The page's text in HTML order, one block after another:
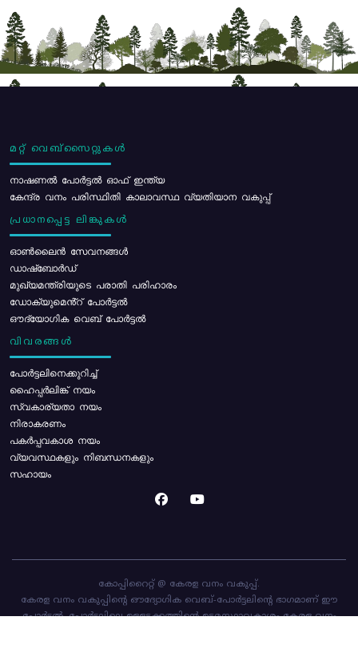
മറ്റ് വെബ്സൈറ്റുകൾ
നാഷണൽ പോർട്ടൽ ഓഫ് ഇന്ത്യ
കേന്ദ്ര വനം പരിസ്ഥിതി കാലാവസ്ഥ വ്യതിയാന വകുപ്പ്
പ്രധാനപ്പെട്ട ലിങ്കുകൾ
ഓൺലൈൻ സേവനങ്ങൾ
ഡാഷ്ബോർഡ്
മുഖ്യമന്ത്രിയുടെ പരാതി പരിഹാരം
ഡോക്യുമെൻ്റ് പോർട്ടൽ
ഔദ്യോഗിക വെബ് പോർട്ടൽ
വിവരങ്ങൾ
പോര്‍ട്ടലിനെക്കുറിച്ച്
ഹൈപ്പർലിങ്ക് നയം
സ്വകാര്യതാ നയം
നിരാകരണം
പകർപ്പവകാശ നയം
വ്യവസ്ഥകളും നിബന്ധനകളും
സഹായം
കോപ്പിറൈറ്റ് @ കേരള വനം വകുപ്പ്.
കേരള വനം വകുപ്പിന്റെ ഔദ്യോഗിക വെബ്-പോർട്ടലിന്റെ ഭാഗമാണ് ഈ
പോർട്ടൽ. പോർട്ടലിലെ ഉള്ളടക്കത്തിന്റെ ഉടമസ്ഥാവകാശം കേരള വനം